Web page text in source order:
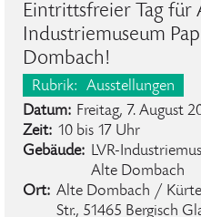
Eintrittsfreier Tag für
Industriemuseum
Dombach!
Rubrik:
Ausstellungen
Datum: Freitag, 7. August
Zeit: 10 bis 17 Uhr
Gebäude: LVR-
Alte Dombach
Ort: Alte Dombach /
Str., 51465 Bergisch